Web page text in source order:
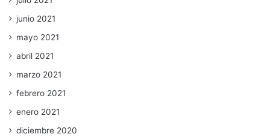
junio 2021
mayo 2021
abril 2021
marzo 2021
febrero 2021
enero 2021
diciembre 2020